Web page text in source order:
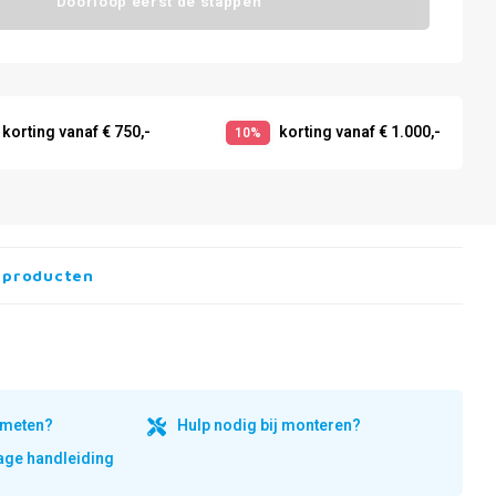
korting vanaf € 750,- 10% korting vanaf € 1.000,-
Hulp nodig bij monteren?
handleiding